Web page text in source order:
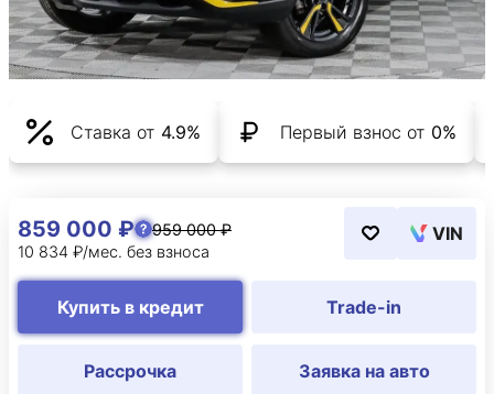
Ставка от 4.9% Первый взнос от 0%
859 000 ₽
959 000 ₽
10 834 ₽/мес. без взноса
VIN
Купить в кредит Trade-in
Рассрочка Заявка на авто